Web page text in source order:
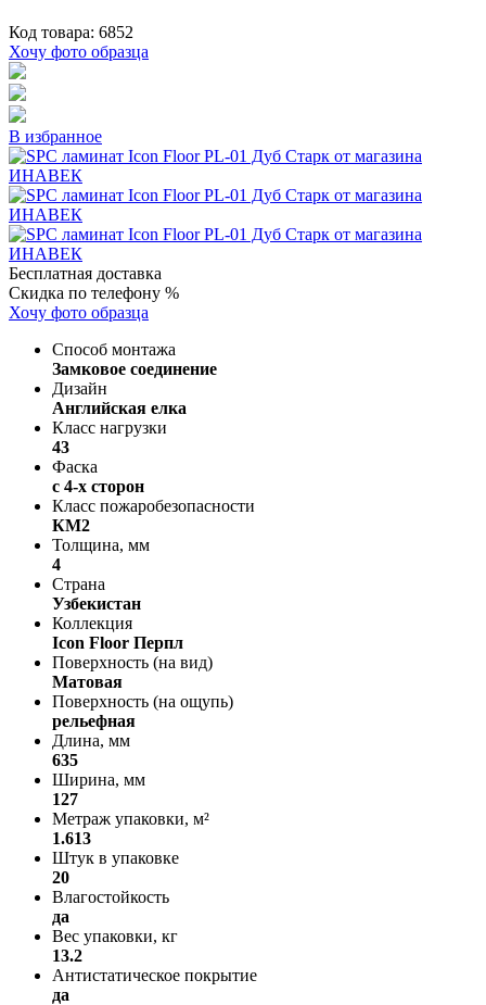
Код товара: 6852
Хочу фото образца
В избранное
Бесплатная доставка
Скидка по телефону %
Хочу фото образца
Способ монтажа
Замковое соединение
Дизайн
Английская елка
Класс нагрузки
43
Фаска
с 4-х сторон
Класс пожаробезопасности
КМ2
Толщина, мм
4
Страна
Узбекистан
Коллекция
Icon Floor Перпл
Поверхность (на вид)
Матовая
Поверхность (на ощупь)
рельефная
Длина, мм
635
Ширина, мм
127
Метраж упаковки, м²
1.613
Штук в упаковке
20
Влагостойкость
да
Вес упаковки, кг
13.2
Антистатическое покрытие
да